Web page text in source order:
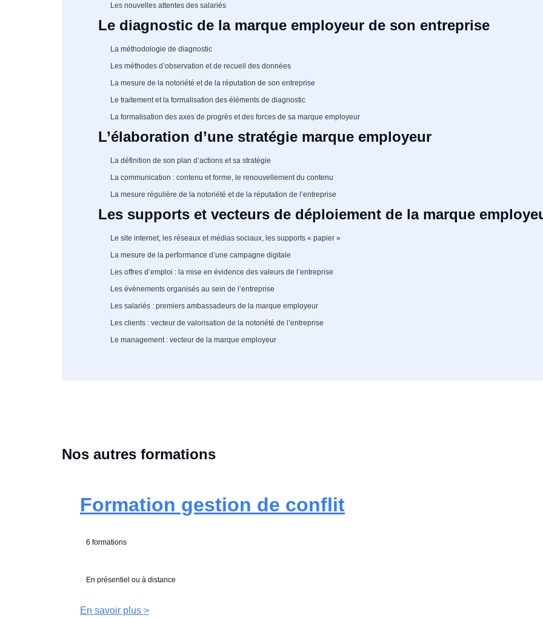
Les nouvelles attentes des salariés
Le diagnostic de la marque employeur de son entreprise
La méthodologie de diagnostic
Les méthodes d’observation et de recueil des données
La mesure de la notoriété et de la réputation de son entreprise
Le traitement et la formalisation des éléments de diagnostic
La formalisation des axes de progrès et des forces de sa marque employeur
L’élaboration d’une stratégie marque employeur
La définition de son plan d’actions et sa stratégie
La communication : contenu et forme, le renouvellement du contenu
La mesure régulière de la notoriété et de la réputation de l’entreprise
Les supports et vecteurs de déploiement de la marque
Le site internet, les réseaux et médias sociaux, les supports « papier »
La mesure de la performance d’une campagne digitale
Les offres d’emploi : la mise en évidence des valeurs de l’entreprise
Les évènements organisés au sein de l’entreprise
Les salariés : premiers ambassadeurs de la marque employeur
Les clients : vecteur de valorisation de la notoriété de l’entreprise
Le management : vecteur de la marque employeur
Nos autres formations
Formation gestion de conflit
6 formations
En présentiel ou à distance
En savoir plus >